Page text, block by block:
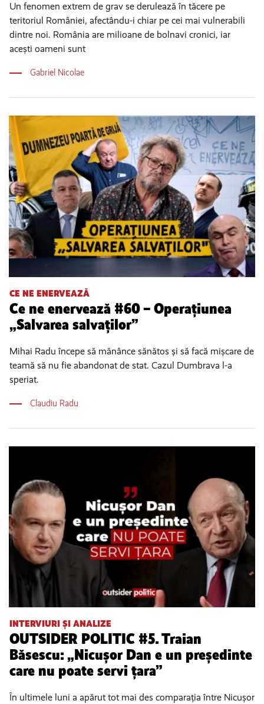
Un fenomen extrem de grav se derulează în tăcere pe
teritoriul României, afectându-i chiar pe cei mai vulnerabili
dintre noi. România are milioane de bolnavi cronici, iar
acești oameni sunt
Gabriel Nicolae
CE NE ENERVEAZĂ
Ce ne enervează #60 – Operațiunea
„Salvarea salvaților”
Mihai Radu începe să mănânce sănătos și să facă mișcare de
teamă să nu fie abandonat de stat. Cazul Dumbrava l-a
speriat.
Claudiu Radu
INTERVIURI ȘI ANALIZE
OUTSIDER POLITIC #5. Traian
Băsescu: „Nicușor Dan e un președinte
care nu poate servi țara”
În ultimele luni a apărut tot mai des comparația între Nicușor